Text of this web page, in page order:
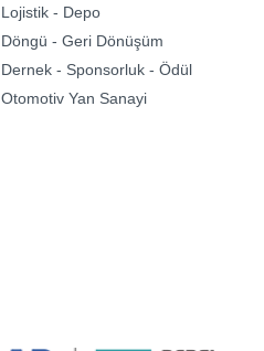
Lojistik - Depo
Döngü - Geri Dönüşüm
Dernek - Sponsorluk - Ödül
Otomotiv Yan Sanayi